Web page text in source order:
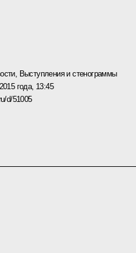
, Выступления и стенограммы
года, 13:45
d/51005